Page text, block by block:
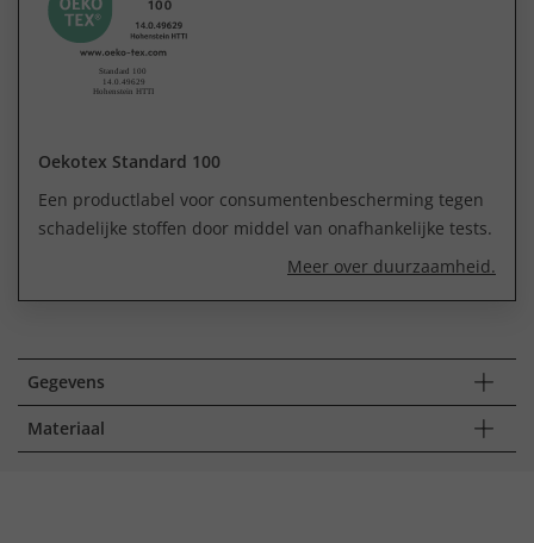
Oekotex Standard 100
Een productlabel voor consumentenbescherming tegen
schadelijke stoffen door middel van onafhankelijke tests.
Meer over duurzaamheid.
Gegevens
Materiaal